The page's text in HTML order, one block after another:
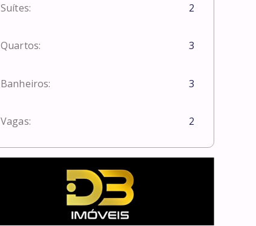
Suítes: 2
Quartos: 3
Banheiros: 3
Vagas: 2